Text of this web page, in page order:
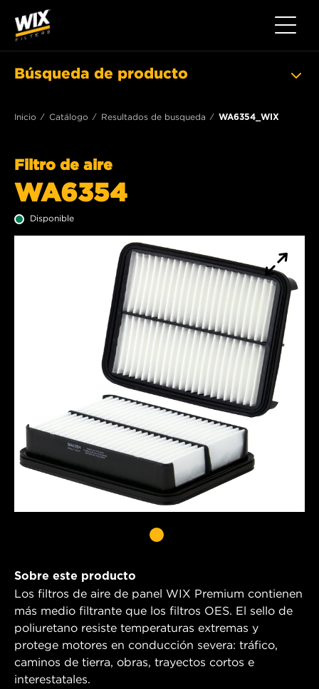
Toggle
Búsqueda de producto
Inicio Catálogo Resultados de busqueda WA6354_WIX
Filtro de aire
WA6354
Disponible
Sobre este producto
Los filtros de aire de panel WIX Premium contienen
más medio filtrante que los filtros OES. El sello de
poliuretano resiste temperaturas extremas y
protege motores en conducción severa: tráfico,
caminos de tierra, obras, trayectos cortos e
interestatales.